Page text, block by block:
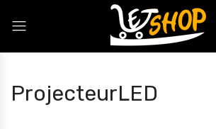
ProjecteurLED